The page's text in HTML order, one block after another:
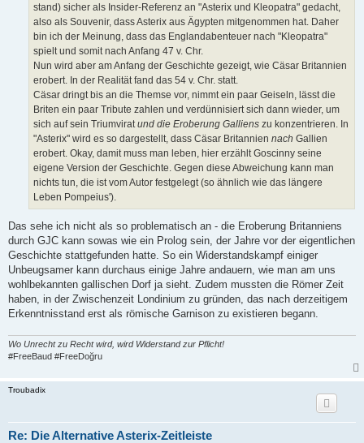
stand) sicher als Insider-Referenz an "Asterix und Kleopatra" gedacht,
also als Souvenir, dass Asterix aus Ägypten mitgenommen hat. Daher
bin ich der Meinung, dass das Englandabenteuer nach "Kleopatra"
spielt und somit nach Anfang 47 v. Chr.
Nun wird aber am Anfang der Geschichte gezeigt, wie Cäsar Britannien
erobert. In der Realität fand das 54 v. Chr. statt.
Cäsar dringt bis an die Themse vor, nimmt ein paar Geiseln, lässt die
Briten ein paar Tribute zahlen und verdünnisiert sich dann wieder, um
sich auf sein Triumvirat und die Eroberung Galliens zu konzentrieren. In
"Asterix" wird es so dargestellt, dass Cäsar Britannien nach Gallien
erobert. Okay, damit muss man leben, hier erzählt Goscinny seine
eigene Version der Geschichte. Gegen diese Abweichung kann man
nichts tun, die ist vom Autor festgelegt (so ähnlich wie das längere
Leben Pompeius').
Das sehe ich nicht als so problematisch an - die Eroberung Britanniens
durch GJC kann sowas wie ein Prolog sein, der Jahre vor der eigentlichen
Geschichte stattgefunden hatte. So ein Widerstandskampf einiger
Unbeugsamer kann durchaus einige Jahre andauern, wie man am uns
wohlbekannten gallischen Dorf ja sieht. Zudem mussten die Römer Zeit
haben, in der Zwischenzeit Londinium zu gründen, das nach derzeitigem
Erkenntnisstand erst als römische Garnison zu existieren begann.
Wo Unrecht zu Recht wird, wird Widerstand zur Pflicht!
#FreeBaud #FreeDoğru
Troubadix
Re: Die Alternative Asterix-Zeitleiste